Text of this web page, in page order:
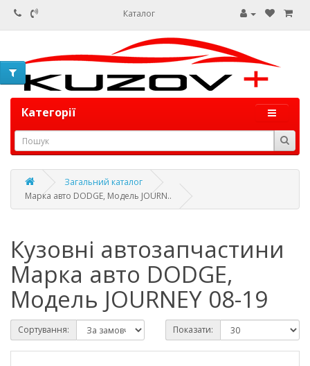
Каталог
Категорії
Загальний каталог
Марка авто DODGE, Модель JOURN..
Кузовні автозапчастини
Марка авто DODGE,
Модель JOURNEY 08-19
Сортування: Показати: